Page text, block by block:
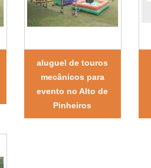
aluguel de touros
mecânicos para
evento no Alto de
Pinheiros